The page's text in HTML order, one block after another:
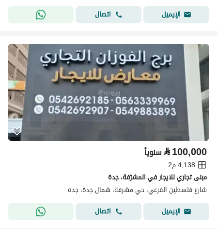
الإيميل
اتصال
⃁100,000 سنوياً
4,138 م2
مبنى تجاري للايجار في المشرّفة، جدة
شارع فلسطين الفرعي، حي مشرفة، شمال جدة، جدة
الإيميل
اتصال